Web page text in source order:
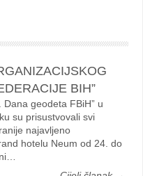
BIH”
geodeta FBiH” u
su prisustvovali svi
najavljeno
hotelu Neum od 24. do